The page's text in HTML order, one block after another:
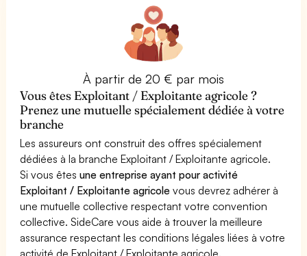
À partir de 20 € par mois
Vous êtes Exploitant / Exploitante agricole ?
Prenez une mutuelle spécialement dédiée à votre
branche
Les assureurs ont construit des offres spécialement
dédiées à la branche Exploitant / Exploitante agricole.
Si vous êtesune entreprise ayant pour activité
Exploitant / Exploitante agricole vous devrez adhérer à
une mutuelle collective respectant votre convention
collective. SideCare vous aide à trouver la meilleure
assurance respectant les conditions légales liées à votre
activité de Exploitant / Exploitante agricole.